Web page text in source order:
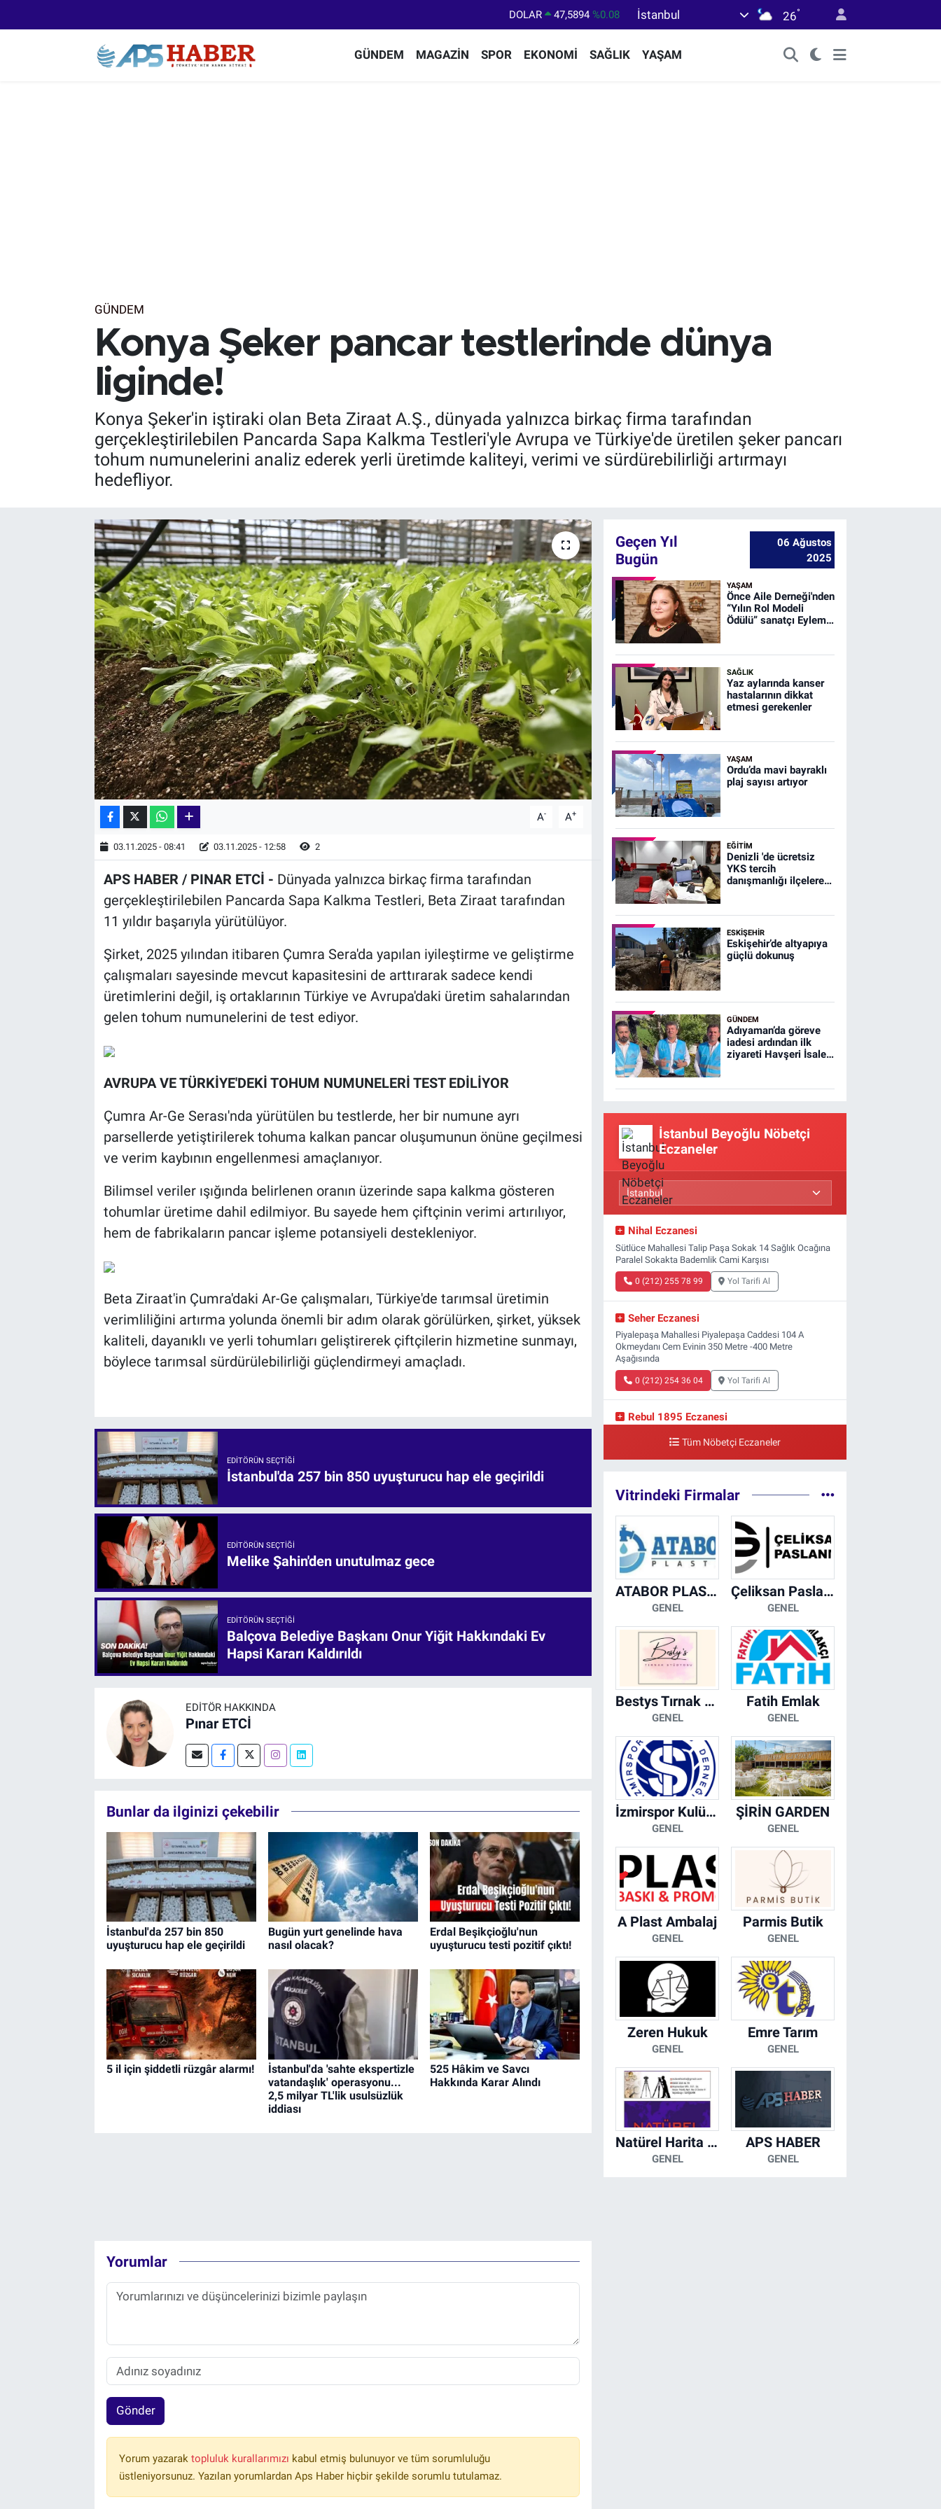
DOLAR 47,5894 %0.08
İstanbul 26°
GÜNDEM MAGAZİN SPOR EKONOMİ SAĞLIK YAŞAM
GÜNDEM
Konya Şeker pancar testlerinde dünya
liginde!
Konya Şeker'in iştiraki olan Beta Ziraat A.Ş., dünyada yalnızca birkaç firma tarafından
gerçekleştirilebilen Pancarda Sapa Kalkma Testleri'yle Avrupa ve Türkiye'de üretilen şeker pancarı
tohum numunelerini analiz ederek yerli üretimde kaliteyi, verimi ve sürdürebilirliği artırmayı
hedefliyor.
A- A+
03.11.2025 - 08:41 03.11.2025 - 12:58 2
APS HABER / PINAR ETCİ - Dünyada yalnızca birkaç firma tarafından
gerçekleştirilebilen Pancarda Sapa Kalkma Testleri, Beta Ziraat tarafından
11 yıldır başarıyla yürütülüyor.
Şirket, 2025 yılından itibaren Çumra Sera'da yapılan iyileştirme ve geliştirme
çalışmaları sayesinde mevcut kapasitesini de arttırarak sadece kendi
üretimlerini değil, iş ortaklarının Türkiye ve Avrupa'daki üretim sahalarından
gelen tohum numunelerini de test ediyor.
AVRUPA VE TÜRKİYE'DEKİ TOHUM NUMUNELERİ TEST EDİLİYOR
Çumra Ar-Ge Serası'nda yürütülen bu testlerde, her bir numune ayrı
parsellerde yetiştirilerek tohuma kalkan pancar oluşumunun önüne geçilmesi
ve verim kaybının engellenmesi amaçlanıyor.
Bilimsel veriler ışığında belirlenen oranın üzerinde sapa kalkma gösteren
tohumlar üretime dahil edilmiyor. Bu sayede hem çiftçinin verimi artırılıyor,
hem de fabrikaların pancar işleme potansiyeli destekleniyor.
Beta Ziraat'in Çumra'daki Ar-Ge çalışmaları, Türkiye'de tarımsal üretimin
verimliliğini artırma yolunda önemli bir adım olarak görülürken, şirket, yüksek
kaliteli, dayanıklı ve yerli tohumları geliştirerek çiftçilerin hizmetine sunmayı,
böylece tarımsal sürdürülebilirliği güçlendirmeyi amaçladı.
EDITÖRÜN SEÇTIĞI
İstanbul'da 257 bin 850 uyuşturucu hap ele geçirildi
EDITÖRÜN SEÇTIĞI
Melike Şahin'den unutulmaz gece
EDITÖRÜN SEÇTIĞI
Balçova Belediye Başkanı Onur Yiğit Hakkındaki Ev
Hapsi Kararı Kaldırıldı
EDITÖR HAKKINDA
Pınar ETCİ
Bunlar da ilginizi çekebilir
İstanbul'da 257 bin 850
uyuşturucu hap ele geçirildi
Bugün yurt genelinde hava
nasıl olacak?
Erdal Beşikçioğlu'nun
uyuşturucu testi pozitif çıktı!
5 il için şiddetli rüzgâr alarmı!
İstanbul'da 'sahte ekspertizle
vatandaşlık' operasyonu...
2,5 milyar TL'lik usulsüzlük
iddiası
525 Hâkim ve Savcı
Hakkında Karar Alındı
Yorumlar
Gönder
Yorum yazarak topluluk kurallarımızı kabul etmiş bulunuyor ve tüm sorumluluğu
üstleniyorsunuz. Yazılan yorumlardan Aps Haber hiçbir şekilde sorumlu tutulamaz.
Geçen Yıl
Bugün
06 Ağustos
2025
YAŞAM
Önce Aile Derneği'nden
“Yılın Rol Modeli
Ödülü” sanatçı Eylem
SAĞLIK
Yaz aylarında kanser
hastalarının dikkat
etmesi gerekenler
YAŞAM
Ordu’da mavi bayraklı
plaj sayısı artıyor
EĞİTİM
Denizli 'de ücretsiz
YKS tercih
danışmanlığı ilçelere
ESKIŞEHIR
Eskişehir’de altyapıya
güçlü dokunuş
GÜNDEM
Adıyaman’da göreve
iadesi ardından ilk
ziyareti Havşeri İsale
İstanbul Beyoğlu Nöbetçi
Eczaneler
Nihal Eczanesi
Sütlüce Mahallesi Talip Paşa Sokak 14 Sağlık Ocağına
Paralel Sokakta Bademlik Cami Karşısı
0 (212) 255 78 99 Yol Tarifi Al
Seher Eczanesi
Piyalepaşa Mahallesi Piyalepaşa Caddesi 104 A
Okmeydanı Cem Evinin 350 Metre -400 Metre
Aşağısında
0 (212) 254 36 04 Yol Tarifi Al
Rebul 1895 Eczanesi
Meşelik Sokak, 3B Akbank Sanat karşısı, Fransız
Konsolosluğu Çaprazı
Tüm Nöbetçi Eczaneler
Vitrindeki Firmalar
ATABOR PLASTİK
GENEL
Çeliksan Paslanmaz
GENEL
Bestys Tırnak Stüdyosu
GENEL
Fatih Emlak
GENEL
İzmirspor Kulübü Derneği
GENEL
ŞİRİN GARDEN
GENEL
A Plast Ambalaj
GENEL
Parmis Butik
GENEL
Zeren Hukuk
GENEL
Emre Tarım
GENEL
Natürel Harita Mühendislik
GENEL
APS HABER
GENEL